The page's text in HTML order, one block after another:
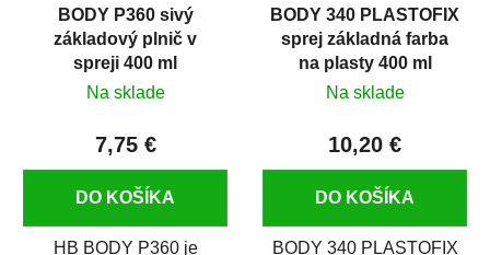
BODY P360 sivý
základový plnič v
spreji 400 ml
Na sklade
7,75 €
DO KOŠÍKA
HB BODY P360 je
BODY 340 PLASTOFIX
sprej základná farba
na plasty 400 ml
Na sklade
10,20 €
DO KOŠÍKA
BODY 340 PLASTOFIX